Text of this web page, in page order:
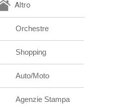
Altro
Orchestre
Shopping
Auto/Moto
Agenzie Stampa